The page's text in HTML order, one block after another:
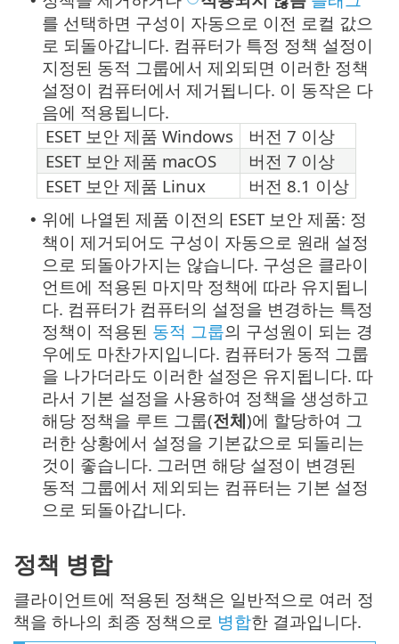
를 선택하면 구성이 자동으로 이전 로컬 값으
로 되돌아갑니다. 컴퓨터가 특정 정책 설정이
지정된 동적 그룹에서 제외되면 이러한 정책
설정이 컴퓨터에서 제거됩니다. 이 동작은 다
음에 적용됩니다.
ESET 보안 제품 Windows
버전 7 이상
ESET 보안 제품 macOS
버전 7 이상
ESET 보안 제품 Linux
버전 8.1 이상
• 위에 나열된 제품 이전의 ESET 보안 제품: 정
책이 제거되어도 구성이 자동으로 원래 설정
으로 되돌아가지는 않습니다. 구성은 클라이
언트에 적용된 마지막 정책에 따라 유지됩니
다. 컴퓨터가 컴퓨터의 설정을 변경하는 특정
정책이 적용된 동적 그룹의 구성원이 되는 경
우에도 마찬가지입니다. 컴퓨터가 동적 그룹
을 나가더라도 이러한 설정은 유지됩니다. 따
라서 기본 설정을 사용하여 정책을 생성하고
해당 정책을 루트 그룹(전체)에 할당하여 그
러한 상황에서 설정을 기본값으로 되돌리는
것이 좋습니다. 그러면 해당 설정이 변경된
동적 그룹에서 제외되는 컴퓨터는 기본 설정
으로 되돌아갑니다.
정책 병합
클라이언트에 적용된 정책은 일반적으로 여러 정
책을 하나의 최종 정책으로 병합한 결과입니다.